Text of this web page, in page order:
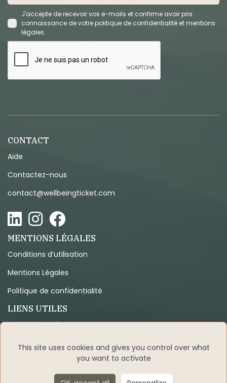
J'accepte de recevoir vos e-mails et confirme avoir pris
connaissance de votre politique de confidentialité et mentions
légales.
CONTACT
Aide
Contactez-nous
contact@wellbeingticket.com
MENTIONS LÉGALES
Conditions d’utilisation
Mentions Légales
Politique de confidentialité
LIENS UTILES
Programme d'affiliation
Code de déontologie
Centres de formations
This site uses cookies and gives you control over what
you want to activate